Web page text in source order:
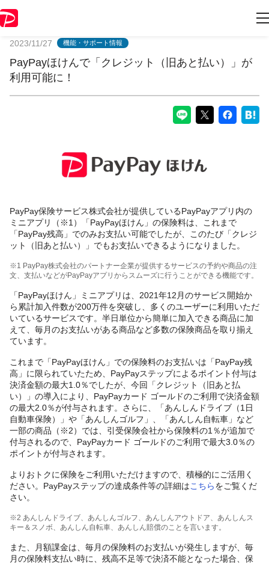
2023/11/27 機能・サポート情報
PayPayほけんで「クレジット（旧あと払い）」が
利用可能に！
PayPay保険サービス株式会社が提供しているPayPayアプリ内の
ミニアプリ（※1）「PayPayほけん」の保険料は、これまで
「PayPay残高」でのみお支払い可能でしたが、このたび「クレジ
ット（旧あと払い）」でもお支払いできるようになりました。
※1 PayPay株式会社のパートナー企業が提供するサービスの予約や商品の注
文、支払いなどがPayPayアプリからスムーズに行うことができる機能です。
「PayPayほけん」ミニアプリは、2021年12月のサービス開始か
ら累計加入件数が200万件を突破し、多くのユーザーに利用いただ
いているサービスです。半日単位から簡単に加入できる商品に加
えて、毎月のお支払いがある商品など多数の保険商品を取り揃え
ています。
これまで「PayPayほけん」での保険料のお支払いは「PayPay残
高」に限られていたため、PayPayステップによるポイント付与は
決済金額の最大1.0％でしたが、今回「クレジット（旧あと払
い）」の導入により、PayPayカード ゴールドのご利用で決済金額
の最大2.0％が付与されます。さらに、「あんしんドライブ（1日
自動車保険）」や「あんしんゴルフ」、「あんしん自転車」など
一部の商品（※2）では、引受保険会社から保険料の1％が追加で
付与されるので、PayPayカード ゴールドのご利用で最大3.0％の
ポイントが付与されます。
よりおトクに保険をご利用いただけますので、積極的にご活用く
ださい。PayPayステップの達成条件等の詳細はこちらをご覧くだ
さい。
※2 あんしんドライブ、あんしんゴルフ、あんしんアウトドア、あんしんス
キー＆スノボ、あんしん自転車、あんしん賠償のことを言います。
また、月額課金は、毎月の保険料のお支払いが発生しますが、毎
月の保険料支払い時に、残高不足等で決済不能となった場合、保